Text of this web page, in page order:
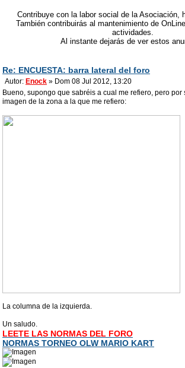
Contribuye con la labor social de la Asociación,
También contribuirás al mantenimiento de
actividades.
Al instante dejarás de ver estos
Re: ENCUESTA: barra lateral del foro
Autor: Enock » Dom 08 Jul 2012, 13:20
Bueno, supongo que sabréis a cual me refiero, pero
imagen de la zona a la que me refiero:
La columna de la izquierda.
Un saludo.
LEETE LAS NORMAS DEL FORO
NORMAS TORNEO OLW MARIO KART